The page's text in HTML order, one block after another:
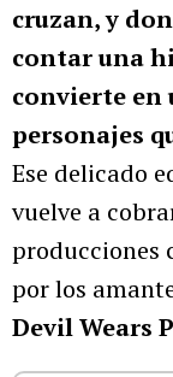
cruzan, y
contar una
convierte en
personajes
Ese delicado
vuelve a
producciones
por los
Devil Wears